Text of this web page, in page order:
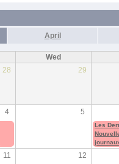
April
Wed
28 29
4 5
Les
11 12